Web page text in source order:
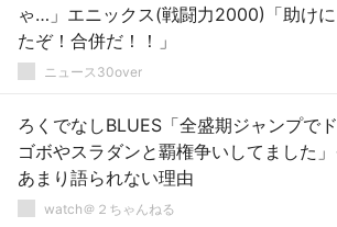
ゃ…」エニックス(戦闘力2000)「助けに
たぞ！合併だ！！」
ニュース30over
ろくでなしBLUES「全盛期ジャンプで
ゴボやスラダンと覇権争いしてました
あまり語られない理由
watch＠２ちゃんねる